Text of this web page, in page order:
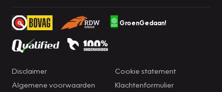
GroenGedaan!
Disclaimer
Algemene voorwaarden
Cookie statement
Klachtenformulier